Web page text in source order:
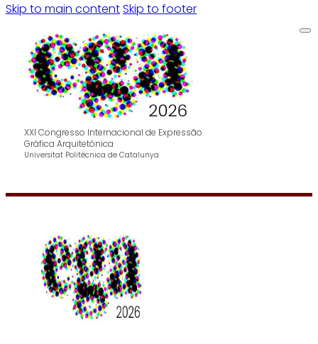
Skip to main contentSkip to footer
XXI Congresso Internacional de Expressão
Gráfica Arquitetónica
Universitat Politècnica de Catalunya